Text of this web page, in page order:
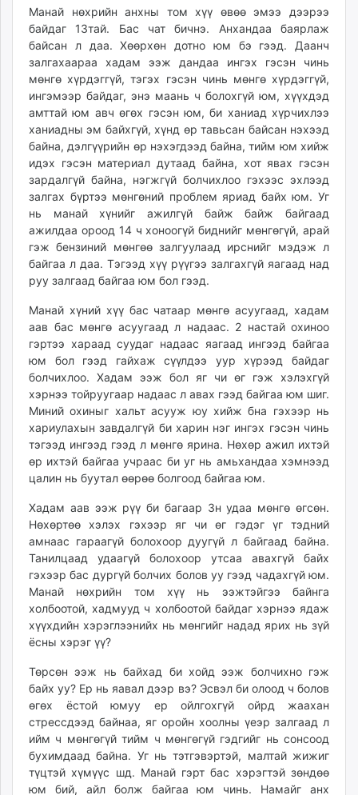
unen.mn
asu.mn
shudarga.mn
shuurhai.mn
unuudur.mn
isee.mn
mglradio.com
fact.mn
itoim.mn
tumen.mn
shuum.mn
times.mn
tvmongolia.mn
mass.mn
assa.mn
toim.mn
tac.mn
paparazzi.mn
unread.today
Манай нөхрийн анхны том хүү өвөө эмээ дээрээ
байдаг 13тай. Бас чат бичнэ. Анхандаа баярлаж
байсан л даа. Хөөрхөн дотно юм бэ гээд. Даанч
залгахаараа хадам ээж дандаа ингэх гэсэн чинь
мөнгө хүрдэггүй, тэгэх гэсэн чинь мөнгө хүрдэггүй,
ингэмээр байдаг, энэ маань ч болохгүй юм, хүүхдэд
амттай юм авч өгөх гэсэн юм, би ханиад хүрчихлээ
ханиадны эм байхгүй, хүнд өр тавьсан байсан нэхээд
байна, дэлгүүрийн өр нэхэгдээд байна, тийм юм хийж
идэх гэсэн материал дутаад байна, хот явах гэсэн
зардалгүй байна, нэгжгүй болчихлоо гэхээс эхлээд
залгах бүртээ мөнгөний проблем яриад байх юм. Уг
нь манай хүнийг ажилгүй байж байж байгаад
ажилдаа ороод 14 ч хоноогүй биднийг мөнгөгүй, арай
гэж бензиний мөнгөө залгуулаад ирснийг мэдэж л
байгаа л даа. Тэгээд хүү рүүгээ залгахгүй яагаад над
руу залгаад байгаа юм бол гээд.
Манай хүний хүү бас чатаар мөнгө асуугаад, хадам
аав бас мөнгө асуугаад л надаас. 2 настай охиноо
гэртээ хараад суудаг надаас яагаад ингээд байгаа
юм бол гээд гайхаж сүүлдээ уур хүрээд байдаг
болчихлоо. Хадам ээж бол яг чи өг гэж хэлэхгүй
хэрнээ тойруугаар надаас л авах гээд байгаа юм шиг.
Миний охиныг хальт асууж юу хийж бна гэхээр нь
хариулахын завдалгүй би харин нэг ингэх гэсэн чинь
тэгээд ингээд гээд л мөнгө ярина. Нөхөр ажил ихтэй
өр ихтэй байгаа учраас би уг нь амьхандаа хэмнээд
цалин нь буутал өөрөө болгоод байгаа юм.
Хадам аав ээж рүү би багаар 3н удаа мөнгө өгсөн.
Нөхөртөө хэлэх гэхээр яг чи өг гэдэг үг тэдний
амнаас гараагүй болохоор дуугүй л байгаад байна.
Танилцаад удаагүй болохоор утсаа авахгүй байх
гэхээр бас дургүй болчих болов уу гээд чадахгүй юм.
Манай нөхрийн том хүү нь ээжтэйгээ байнга
холбоотой, хадмууд ч холбоотой байдаг хэрнээ ядаж
хүүхдийн хэрэглээнийх нь мөнгийг надад ярих нь зүй
ёсны хэрэг үү?
Төрсөн ээж нь байхад би хойд ээж болчихно гэж
байх уу? Ер нь яавал дээр вэ? Эсвэл би олоод ч болов
өгөх ёстой юмуу ер ойлгохгүй ойрд жаахан
стрессдээд байнаа, яг оройн хоолны үеэр залгаад л
ийм ч мөнгөгүй тийм ч мөнгөгүй гэдгийг нь сонсоод
бухимдаад байна. Уг нь тэтгэвэртэй, малтай жижиг
түцтэй хүмүүс шд. Манай гэрт бас хэрэгтэй зөндөө
юм бий, айл болж байгаа юм чинь. Намайг анх